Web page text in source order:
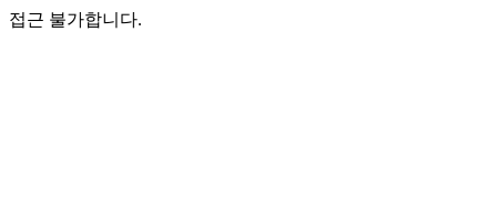
접근 불가합니다.